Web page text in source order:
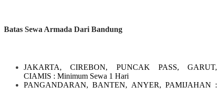
Batas Sewa Armada Dari Bandung
JAKARTA, CIREBON, PUNCAK PASS, GARUT,
CIAMIS : Minimum Sewa 1 Hari
PANGANDARAN, BANTEN, ANYER, PAMIJAHAN :